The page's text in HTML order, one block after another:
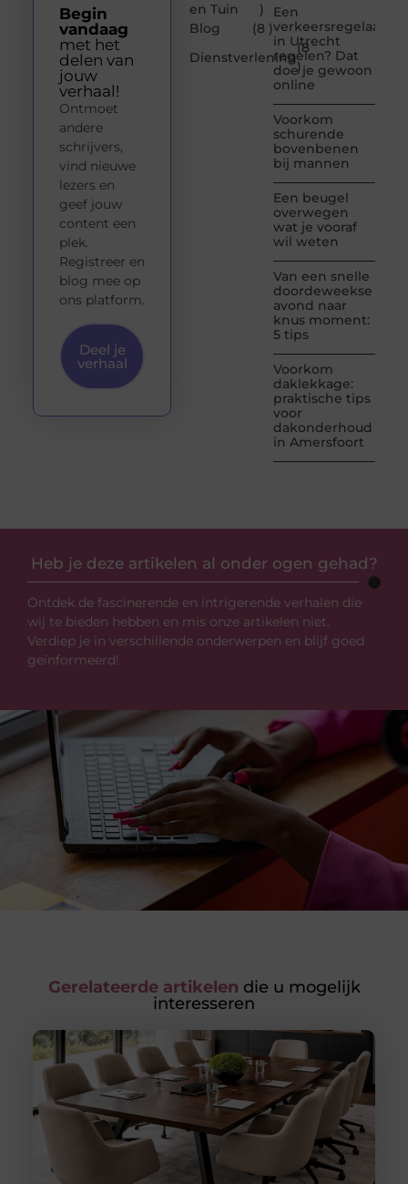
en Tuin
)
Blog
(8 )
Dienstverlening
(8
)
Een
verkeersregelaar
in Utrecht
regelen? Dat
doe je gewoon
online
Voorkom
schurende
bovenbenen
bij mannen
Een beugel
overwegen
wat je vooraf
wil weten
Van een snelle
doordeweekse
avond naar
knus moment:
5 tips
Voorkom
daklekkage:
praktische tips
voor
dakonderhoud
in Amersfoort
Begin
vandaag
met het
delen van
jouw
verhaal!
Ontmoet
andere
schrijvers,
vind nieuwe
lezers en
geef jouw
content een
plek.
Registreer en
blog mee op
ons platform.
Deel je
verhaal
Heb je deze artikelen al onder ogen gehad?
Ontdek de fascinerende en intrigerende verhalen die
wij te bieden hebben en mis onze artikelen niet.
Verdiep je in verschillende onderwerpen en blijf goed
geïnformeerd!
Gerelateerde artikelen die u mogelijk
interesseren